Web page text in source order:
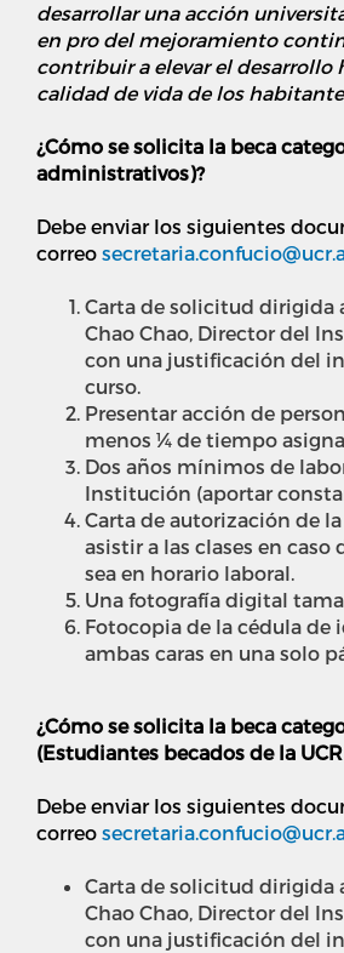
desarrollar una acción
en pro del mejoramiento
contribuir a elevar el desarrollo
calidad de vida de los
¿Cómo se solicita la beca
administrativos)?
Debe enviar los siguientes
correo
Carta de solicitud dirigida
Chao Chao, Director del
con una justificación del
curso.
Presentar acción de
menos ¼ de tiempo
Dos años mínimos de
Institución (aportar
Carta de autorización de
asistir a las clases en caso
sea en horario laboral.
Una fotografía digital
Fotocopia de la cédula de
ambas caras en una solo
¿Cómo se solicita la beca
(Estudiantes becados de la
Debe enviar los siguientes
correo
Carta de solicitud dirigida
Chao Chao, Director del
con una justificación del